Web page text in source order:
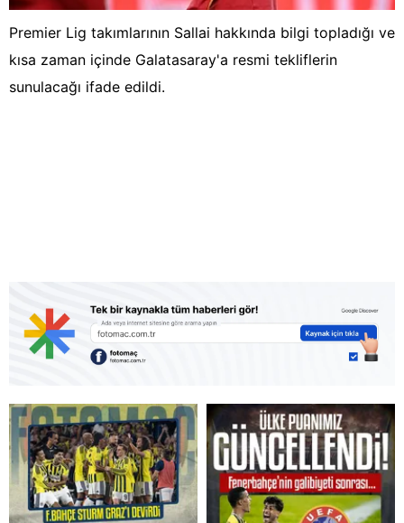
Premier Lig takımlarının Sallai hakkında bilgi topladığı ve
kısa zaman içinde Galatasaray'a resmi tekliflerin
sunulacağı ifade edildi.